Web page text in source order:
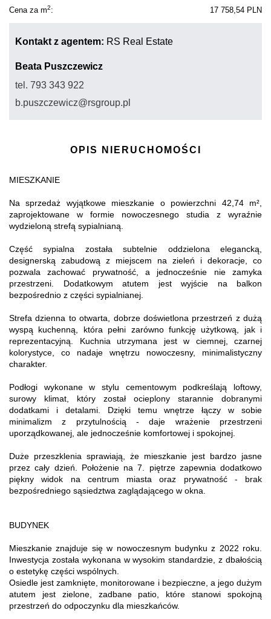
Cena za m2: 17 758,54 PLN
Kontakt z agentem: RS Real Estate
Beata Puszczewicz
tel. 793 343 922
b.puszczewicz@rsgroup.pl
OPIS NIERUCHOMOŚCI
MIESZKANIE
Na sprzedaż wyjątkowe mieszkanie o powierzchni 42,74 m²,
zaprojektowane w formie nowoczesnego studia z wyraźnie
wydzieloną strefą sypialnianą.
Część sypialna została subtelnie oddzielona elegancką,
designerską zabudową z miejscem na zieleń i dekoracje, co
pozwala zachować prywatność, a jednocześnie nie zamyka
przestrzeni. Dodatkowym atutem jest wyjście na balkon
bezpośrednio z części sypialnianej.
Strefa dzienna to otwarta, dobrze doświetlona przestrzeń z dużą
wyspą kuchenną, która pełni zarówno funkcję użytkową, jak i
reprezentacyjną. Kuchnia utrzymana jest w ciemnej, czarnej
kolorystyce, co nadaje wnętrzu nowoczesny, minimalistyczny
charakter.
Podłogi wykonane w stylu cementowym podkreślają loftowy,
surowy klimat, który został ocieplony starannie dobranymi
dodatkami i detalami. Dzięki temu wnętrze łączy w sobie
minimalizm z przytulnością - daje wrażenie przestrzeni
uporządkowanej, ale jednocześnie komfortowej i spokojnej.
Duże przeszklenia sprawiają, że mieszkanie jest bardzo jasne
przez cały dzień. Położenie na 7. piętrze zapewnia dodatkowo
piękny widok na centrum miasta oraz prywatność - brak
bezpośredniego sąsiedztwa zaglądającego w okna.
BUDYNEK
Mieszkanie znajduje się w nowoczesnym budynku z 2022 roku.
Inwestycja została wykonana w wysokim standardzie, z dbałością
o estetykę części wspólnych.
Osiedle jest zamknięte, monitorowane i bezpieczne, a jego dużym
atutem jest zielone, zadbane patio, które stanowi spokojną
przestrzeń do odpoczynku dla mieszkańców.